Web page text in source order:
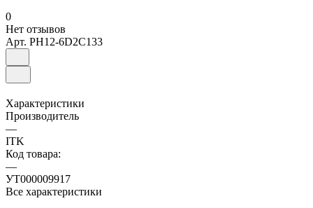
0
Нет отзывов
Арт. PH12-6D2C133
Характеристики
Производитель
—
ITK
Код товара:
—
УТ000009917
Все характеристики